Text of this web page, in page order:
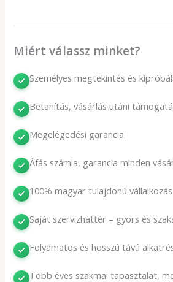
Miért válassz minket?
Személyes megtekintés és
Betanítás, vásárlás utáni
Megelégedési garancia
Áfás számla, garancia minden
100% magyar tulajdonú vállalkozás
Saját szervizháttér – gyors és
Folyamatos és hosszú távú
Több éves szakmai tapasztalat,